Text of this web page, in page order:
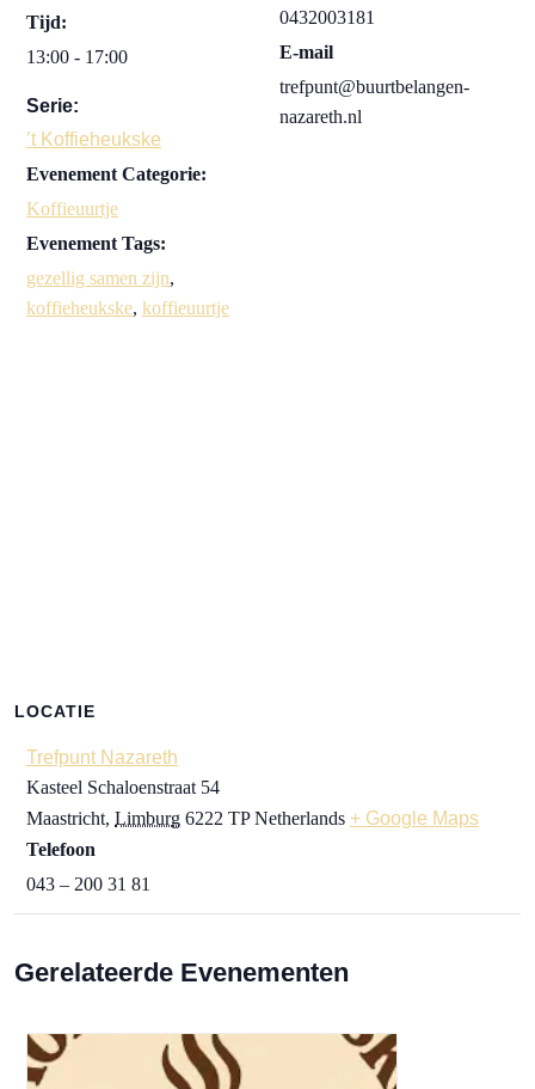
Tijd:
13:00 - 17:00
Serie:
’t Koffieheukske
Evenement Categorie:
Koffieuurtje
Evenement Tags:
gezellig samen zijn,
koffieheukske, koffieuurtje
0432003181
E-mail
trefpunt@buurtbelangen-
nazareth.nl
LOCATIE
Trefpunt Nazareth
Kasteel Schaloenstraat 54
Maastricht, Limburg 6222 TP Netherlands + Google Maps
Telefoon
043 – 200 31 81
Gerelateerde Evenementen